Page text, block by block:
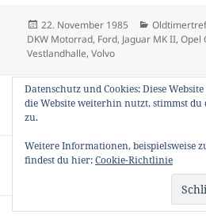
Veröffentlicht
am
22. November 1985 Kategorien
DKW Motorrad, Ford, Jaguar MK II,Opel
Vestlandhalle,Volvo
Beitragsnavigation
VORHERIGER
Vorheriger
1. HCCR 1985
NÄCHSTER
Motor Show Essen 1985
Datenschutz und Cookies: Diese
die Website weiterhin nutzt, stimmst du
zu.
Weitere Informationen, beispielsweise
findest du hier:Cookie-Richtlinie